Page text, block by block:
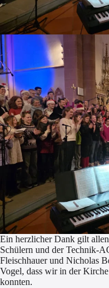
Ein herzlicher Dank gilt
Schülern und der Technik-
Fleischhauer und Nicholas
Vogel, dass wir in der
konnten.